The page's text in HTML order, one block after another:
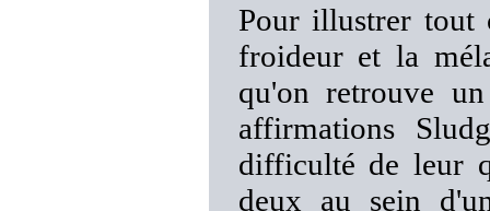
Pour illustrer tout
froideur et la
qu'on retrouve
affirmations
difficulté de leur
deux au sein